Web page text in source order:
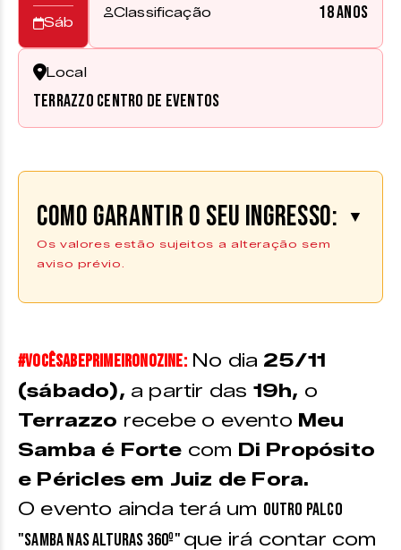
Sáb
Classificação 18 anos
Local
Terrazzo Centro de Eventos
Como garantir o seu ingresso: ▼
Os valores estão sujeitos a alteração sem
aviso prévio.
VALORES
*Os valores estão sujeitos a alteração a qualquer
Entrada na pista do evento
e acesso aos banheiros e área dos
bares
Inteira: R$ 100,00
#VocêSabePrimeiroNoZINE:No dia 25/11
(sábado), a partir das 19h, o
Terrazzo recebe o evento Meu
Samba é Forte com Di Propósito
e Péricles em Juiz de Fora.
O evento ainda terá um outro palco
"Samba nas Alturas 360º" que irá contar com